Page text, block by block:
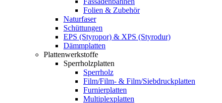
Folien & Zubehör
Naturfaser
Schüttungen
EPS (Styropor) & XPS (Styrodur)
Dämmplatten
Plattenwerkstoffe
Sperrholzplatten
Sperrholz
Film/Film- & Film/Siebdruckplatten
Furnierplatten
Multiplexplatten